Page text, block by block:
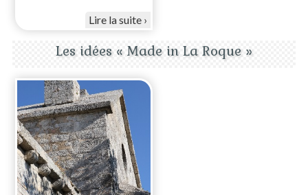
Lire la suite
Les idées « Made in La Roque »